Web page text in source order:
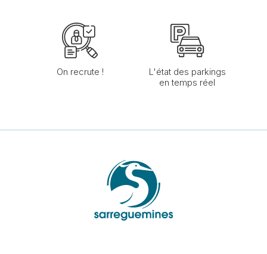
On recrute !
L'état des parkings
en temps réel